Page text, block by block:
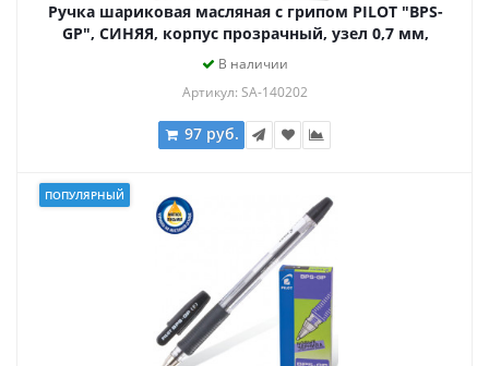
Ручка шариковая масляная с грипом PILOT "BPS-
GP", СИНЯЯ, корпус прозрачный, узел 0,7 мм,
линия письма 0,21 мм, BPS-GP-F, BРS-GP-F
В наличии
Артикул: SA-140202
97 руб.
ПОПУЛЯРНЫЙ